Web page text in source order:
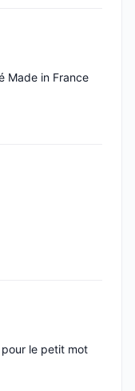
Made in France
le petit mot